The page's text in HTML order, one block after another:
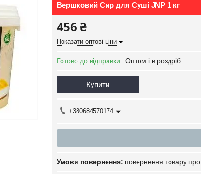
Вершковий Сир для Суші JNP 1 кг
456 ₴
Показати оптові ціни
Готово до відправки Оптом і в роздріб
Купити
+380684570174
повернення товару